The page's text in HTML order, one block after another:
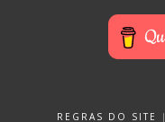
REGRAS DO SITE |